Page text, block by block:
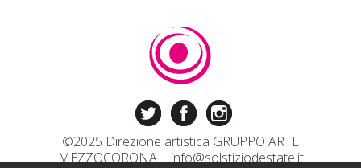
©2025 Direzione artistica GRUPPO ARTE
MEZZOCORONA |info@solstiziodestate.it